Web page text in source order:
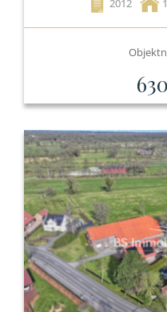
2012